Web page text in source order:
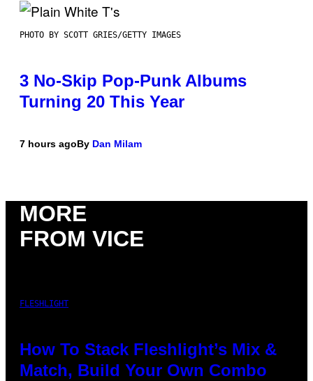
PHOTO BY SCOTT GRIES/GETTY IMAGES
3 No-Skip Pop-Punk Albums
Turning 20 This Year
7 hours agoBy Dan Milam
MORE
FROM VICE
FLESHLIGHT
How To Stack Fleshlight’s Mix &
Match, Build Your Own Combo